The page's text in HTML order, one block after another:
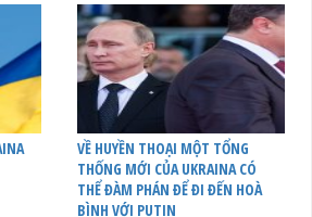
VỀ HUYỀN THOẠI MỘT TỔNG
THỐNG MỚI CỦA UKRAINA CÓ
THỂ ĐÀM PHÁN ĐỂ ĐI ĐẾN HOÀ
BÌNH VỚI PUTIN